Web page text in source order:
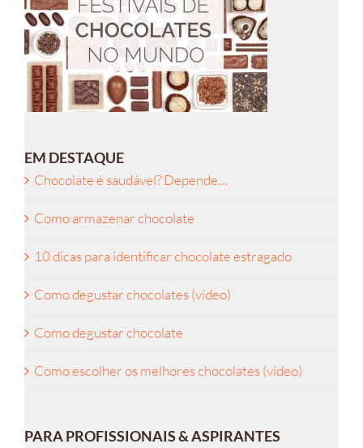
EM DESTAQUE
Chocolate é saudável? Depende…
Como armazenar chocolate
10 dicas para identificar chocolate estragado
Como degustar chocolates (vídeo)
Como degustar chocolate
Como escolher os melhores chocolates (vídeo)
PARA PROFISSIONAIS & ASPIRANTES